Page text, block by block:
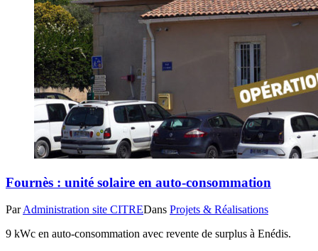
Fournès : unité solaire en auto-consommation
ParAdministration site CITREDans Projets & Réalisations
9 kWc en auto-consommation avec revente de surplus à Enédis.